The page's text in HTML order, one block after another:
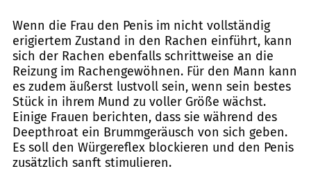
Wenn die Frau den Penis im nicht vollständig
erigiertem Zustand in den Rachen einführt, kann
sich der Rachen ebenfalls schrittweise an die
Reizung im Rachengewöhnen. Für den Mann kann
es zudem äußerst lustvoll sein, wenn sein bestes
Stück in ihrem Mund zu voller Größe wächst.
Einige Frauen berichten, dass sie während des
Deepthroat ein Brummgeräusch von sich geben.
Es soll den Würgereflex blockieren und den Penis
zusätzlich sanft stimulieren.